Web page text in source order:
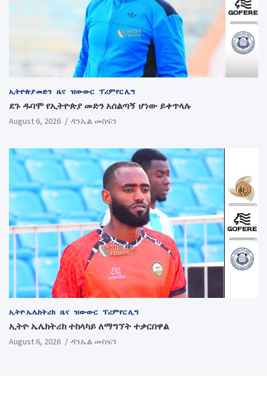
ኢትዮጵያ መድን ዜና ዝውውር ፕሪምየር ሊግ
ደጉ ዱባሞ የኢትዮጵያ መድን አሰልጣኝ ሆነው ይቀጥላሉ
August 6, 2026 ዳንኤል መስፍን
ኢትዮ ኤሌክትሪክ ዜና ዝውውር ፕሪምየር ሊግ
ኢትዮ ኤሌክትሪክ ተከላካይ ለማግኘት ተቃርበዋል
August 6, 2026 ዳንኤል መስፍን